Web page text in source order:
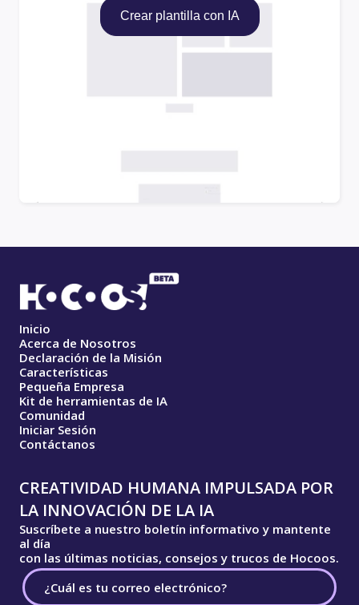
Crear plantilla con IA
Inicio
Acerca de Nosotros
Declaración de la Misión
Características
Pequeña Empresa
Kit de herramientas de IA
Comunidad
Iniciar Sesión
Contáctanos
CREATIVIDAD HUMANA IMPULSADA POR
LA INNOVACIÓN DE LA IA
Suscríbete a nuestro boletín informativo y mantente
al día
con las últimas noticias, consejos y trucos de Hocoos.